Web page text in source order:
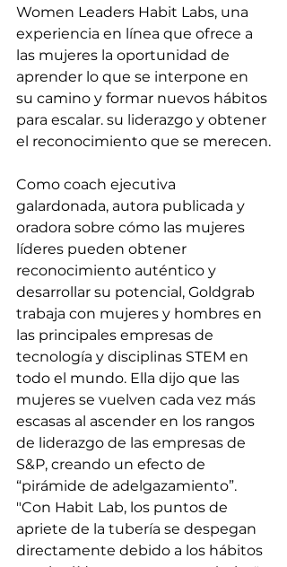
Women Leaders Habit Labs, una
experiencia en línea que ofrece a
las mujeres la oportunidad de
aprender lo que se interpone en
su camino y formar nuevos hábitos
para escalar. su liderazgo y obtener
el reconocimiento que se merecen.
Como coach ejecutiva
galardonada, autora publicada y
oradora sobre cómo las mujeres
líderes pueden obtener
reconocimiento auténtico y
desarrollar su potencial, Goldgrab
trabaja con mujeres y hombres en
las principales empresas de
tecnología y disciplinas STEM en
todo el mundo. Ella dijo que las
mujeres se vuelven cada vez más
escasas al ascender en los rangos
de liderazgo de las empresas de
S&P, creando un efecto de
“pirámide de adelgazamiento”.
"Con Habit Lab, los puntos de
apriete de la tubería se despegan
directamente debido a los hábitos